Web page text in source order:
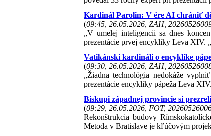
Kardinál Parolin: V ére AI chrániť
(09:45, 26.05.2026, ZAH,
„V umelej inteligencii sa dnes
prezentácie prvej encykliky Leva XIV.
Vatikánski kardináli o encyklike
(09:30, 26.05.2026, ZAH,
„Žiadna technológia nedokáže
prezentácie encykliky pápeža Leva
Biskupi západnej provincie si
(09:29, 26.05.2026, FOT,
Rekonštrukcia budovy
Metoda v Bratislave je kľúčovým